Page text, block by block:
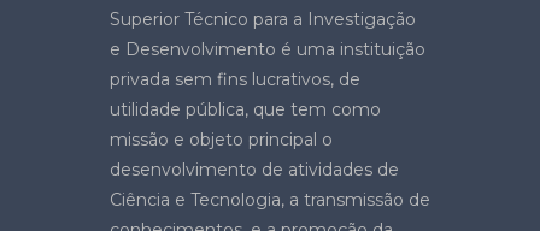
Superior Técnico para a Investigação
e Desenvolvimento é uma instituição
privada sem fins lucrativos, de
utilidade pública, que tem como
missão e objeto principal o
desenvolvimento de atividades de
Ciência e Tecnologia, a transmissão de